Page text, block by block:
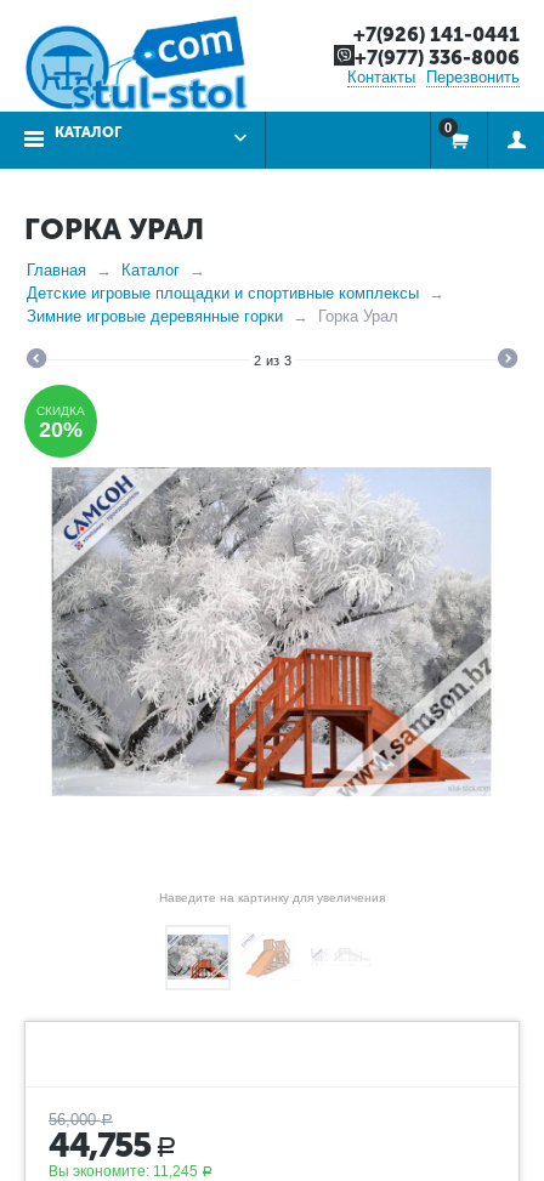
+7(926) 141-0441
+7(977) 336-8006
Контакты Перезвонить
КАТАЛОГ 0
ГОРКА УРАЛ
Главная
Каталог
Детские игровые площадки и спортивные комплексы
Зимние игровые деревянные горки
Горка Урал
2 из 3
СКИДКА
20%
Наведите на картинку для увеличения
56,000 Р
44,755 Р
Вы экономите: 11,245 Р